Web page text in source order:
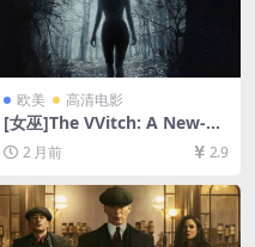
欧美 高清电影
[女巫]The VVitch: A New-En
gland Folktale (2015)[百度
网盘+夸克网盘1080P超清未
删减资源][网盘在线播放/下
载][MP4/6.2GB][中英字幕]
2 月前 2.9